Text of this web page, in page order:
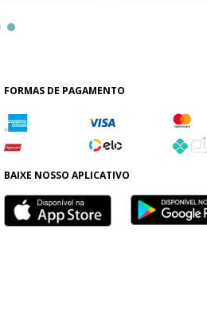
FORMAS DE PAGAMENTO
BAIXE NOSSO APLICATIVO